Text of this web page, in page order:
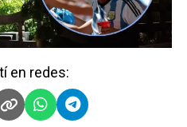
en redes: